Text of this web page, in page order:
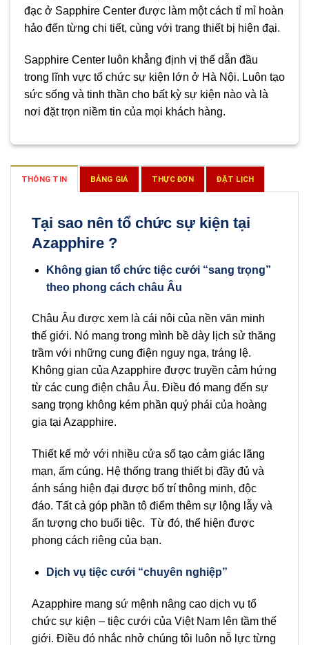
đạc ở Sapphire Center được làm một cách tỉ mỉ hoàn
hảo đến từng chi tiết, cùng với trang thiết bị hiện đại.
Sapphire Center luôn khẳng định vị thế dẫn đầu
trong lĩnh vực tổ chức sự kiện lớn ở Hà Nội. Luôn tạo
sức sống và tinh thần cho bất kỳ sự kiện nào và là
nơi đặt trọn niềm tin của mọi khách hàng.
THÔNG TIN BẢNG GIÁ THỰC ĐƠN ĐẶT LỊCH
Tại sao nên tổ chức sự kiện tại
Azapphire ?
Không gian tổ chức tiệc cưới “sang trọng”
theo phong cách châu Âu
Châu Âu được xem là cái nôi của nền văn minh
thế giới. Nó mang trong mình bề dày lịch sử thăng
trầm với những cung điện nguy nga, tráng lệ.
Không gian của Azapphire được truyền cảm hứng
từ các cung điện châu Âu. Điều đó mang đến sự
sang trọng không kém phần quý phái của hoàng
gia tại Azapphire.
Thiết kế mở với nhiều cửa sổ tạo cảm giác lãng
mạn, ấm cúng. Hệ thống trang thiết bị đầy đủ và
ánh sáng hiện đại được bố trí thông minh, độc
đáo. Tất cả góp phần tô điểm thêm sự lộng lẫy và
ấn tượng cho buổi tiệc. Từ đó, thể hiện được
phong cách riêng của bạn.
Dịch vụ tiệc cưới “chuyên nghiệp”
Azapphire mang sứ mệnh nâng cao dịch vụ tổ
chức sự kiện – tiệc cưới của Việt Nam lên tầm thế
giới. Điều đó nhắc nhở chúng tôi luôn nỗ lực từng